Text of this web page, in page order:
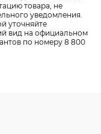
товара, не
уведомления.
уточняйте
вид на официальном
по номеру 8 800